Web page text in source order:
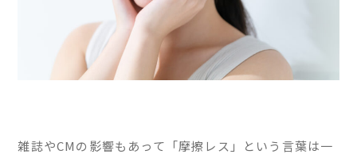
雑誌やCMの影響もあって「摩擦レス」という言葉は一